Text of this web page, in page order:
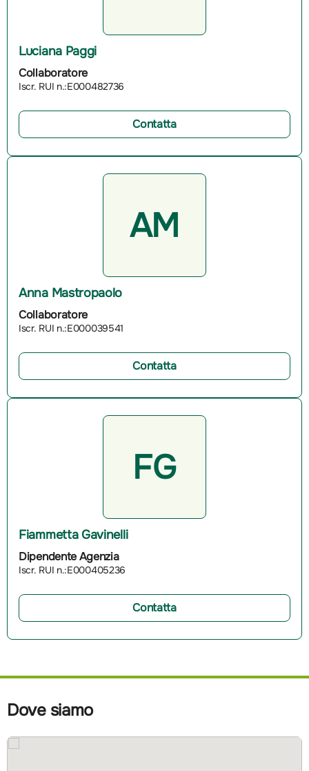
Luciana Paggi
Collaboratore
Iscr. RUI n.:E000482736
Contatta
AM
Anna Mastropaolo
Collaboratore
Iscr. RUI n.:E000039541
Contatta
FG
Fiammetta Gavinelli
Dipendente Agenzia
Iscr. RUI n.:E000405236
Contatta
Dove siamo